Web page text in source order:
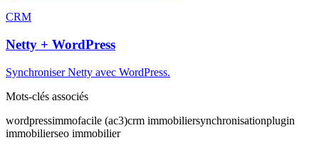
CRM
Netty + WordPress
Synchroniser Netty avec WordPress.
Mots-clés associés
wordpressimmofacile (ac3)crm immobiliersynchronisationplugin
immobilierseo immobilier